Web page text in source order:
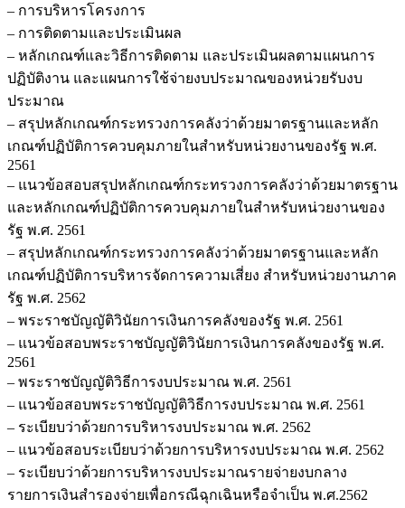
– การบริหารโครงการ
– การติดตามและประเมินผล
– หลักเกณฑ์และวิธีการติดตาม และประเมินผลตามแผนการ
ปฏิบัติงาน และแผนการใช้จ่ายงบประมาณของหน่วยรับงบ
ประมาณ
– สรุปหลักเกณฑ์กระทรวงการคลังว่าด้วยมาตรฐานและหลัก
เกณฑ์ปฏิบัติการควบคุมภายในสำหรับหน่วยงานของรัฐ พ.ศ.
2561
– แนวข้อสอบสรุปหลักเกณฑ์กระทรวงการคลังว่าด้วยมาตรฐาน
และหลักเกณฑ์ปฏิบัติการควบคุมภายในสำหรับหน่วยงานของ
รัฐ พ.ศ. 2561
– สรุปหลักเกณฑ์กระทรวงการคลังว่าด้วยมาตรฐานและหลัก
เกณฑ์ปฏิบัติการบริหารจัดการความเสี่ยง สำหรับหน่วยงานภาค
รัฐ พ.ศ. 2562
– พระราชบัญญัติวินัยการเงินการคลังของรัฐ พ.ศ. 2561
– แนวข้อสอบพระราชบัญญัติวินัยการเงินการคลังของรัฐ พ.ศ.
2561
– พระราชบัญญัติวิธีการงบประมาณ พ.ศ. 2561
– แนวข้อสอบพระราชบัญญัติวิธีการงบประมาณ พ.ศ. 2561
– ระเบียบว่าด้วยการบริหารงบประมาณ พ.ศ. 2562
– แนวข้อสอบระเบียบว่าด้วยการบริหารงบประมาณ พ.ศ. 2562
– ระเบียบว่าด้วยการบริหารงบประมาณรายจ่ายงบกลาง
รายการเงินสำรองจ่ายเพื่อกรณีฉุกเฉินหรือจำเป็น พ.ศ.2562